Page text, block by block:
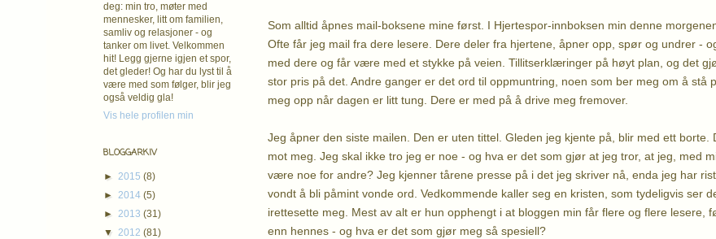
Som alltid åpnes mail-boksene mine først. I Hjertespor-innboksen min denne
Ofte får jeg mail fra dere lesere. Dere deler fra hjertene, åpner opp, spør og undrer -
med dere og får være med et stykke på veien. Tillitserklæringer på høyt plan, og det
stor pris på det. Andre ganger er det ord til oppmuntring, noen som ber meg om å stå
meg opp når dagen er litt tung. Dere er med på å drive meg fremover.
Jeg åpner den siste mailen. Den er uten tittel. Gleden jeg kjente på, blir med ett borte.
mot meg. Jeg skal ikke tro jeg er noe - og hva er det som gjør at jeg tror, at jeg, med
være noe for andre? Jeg kjenner tårene presse på i det jeg skriver nå, enda jeg har
vondt å bli påmint vonde ord. Vedkommende kaller seg en kristen, som tydeligvis ser
irettesette meg. Mest av alt er hun opphengt i at bloggen min får flere og flere lesere,
enn hennes - og hva er det som gjør meg så spesiell?
deg: min tro, møter med
mennesker, litt om familien,
samliv og relasjoner - og
tanker om livet. Velkommen
hit! Legg gjerne igjen et spor,
det gleder! Og har du lyst til å
være med som følger, blir jeg
også veldig gla!
Vis hele profilen min
BLOGGARKIV
► 2015 (8)
► 2014 (5)
► 2013 (31)
▼ 2012 (81)